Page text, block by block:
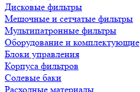
Дисковые фильтры
Мешочные и сетчатые фильтры
Мультипатронные фильтры
Оборудование и комплектующие
Блоки управления
Корпуса фильтров
Солевые баки
Расходные материалы